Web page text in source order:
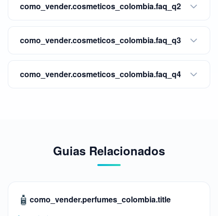
como_vender.cosmeticos_colombia.faq_q2
como_vender.cosmeticos_colombia.faq_q3
como_vender.cosmeticos_colombia.faq_q4
Guias Relacionados
🧴 como_vender.perfumes_colombia.title